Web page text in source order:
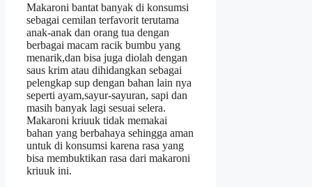
Makaroni bantat banyak di konsumsi
sebagai cemilan terfavorit terutama
anak-anak dan orang tua dengan
berbagai macam racik bumbu yang
menarik,dan bisa juga diolah dengan
saus krim atau dihidangkan sebagai
pelengkap sup dengan bahan lain nya
seperti ayam,sayur-sayuran, sapi dan
masih banyak lagi sesuai selera.
Makaroni kriuuk tidak memakai
bahan yang berbahaya sehingga aman
untuk di konsumsi karena rasa yang
bisa membuktikan rasa dari makaroni
kriuuk ini.